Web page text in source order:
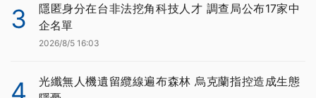
3
隱匿身分在台非法挖角科技人才 調查局公布17家中
企名單
2026/8/5 16:03
4
光纖無人機遺留纜線遍布森林 烏克蘭指控造成生態